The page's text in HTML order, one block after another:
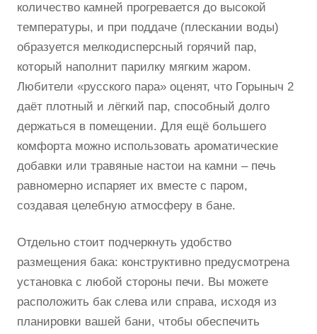
количество камней прогревается до высокой
температуры, и при поддаче (плескании воды)
образуется мелкодисперсный горячий пар,
который наполнит парилку мягким жаром.
Любители «русского пара» оценят, что Горыныч 2
даёт плотный и лёгкий пар, способный долго
держаться в помещении. Для ещё большего
комфорта можно использовать ароматические
добавки или травяные настои на камни – печь
равномерно испаряет их вместе с паром,
создавая целебную атмосферу в бане.
Отдельно стоит подчеркнуть удобство
размещения бака: конструктивно предусмотрена
установка с любой стороны печи. Вы можете
расположить бак слева или справа, исходя из
планировки вашей бани, чтобы обеспечить